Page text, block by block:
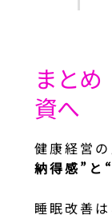
まとめ
資へ
健康経営
納得感”と
睡眠改善